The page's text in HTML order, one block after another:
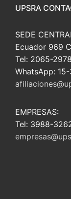
UPSRA
SEDE
Ecuador 969
Tel: 2065-2978
WhatsApp:
EMPRESAS:
Tel: 3988-